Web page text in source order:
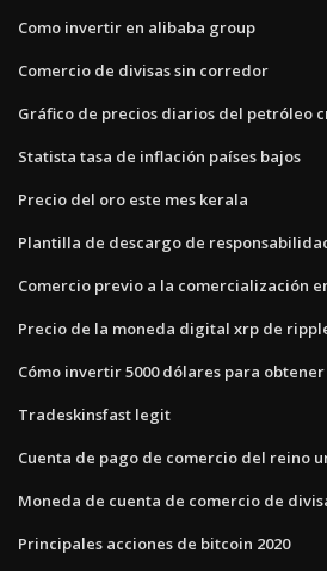
Como invertir en alibaba group
Comercio de divisas sin corredor
Gráfico de precios diarios del petróleo
Statista tasa de inflación países bajos
Precio del oro este mes kerala
Plantilla de descargo de
Comercio previo a la comercialización
Precio de la moneda digital xrp de
Cómo invertir 5000 dólares para
Tradeskinsfast legit
Cuenta de pago de comercio del reino
Moneda de cuenta de comercio de
Principales acciones de bitcoin 2020